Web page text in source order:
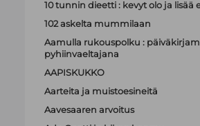
10 tunnin dieetti : kevyt olo ja lisää
102 askelta mummilaan
Aamulla rukouspolku :
pyhiinvaeltajana
AAPISKUKKO
Aarteita ja muistoesineitä
Aavesaaren arvoitus